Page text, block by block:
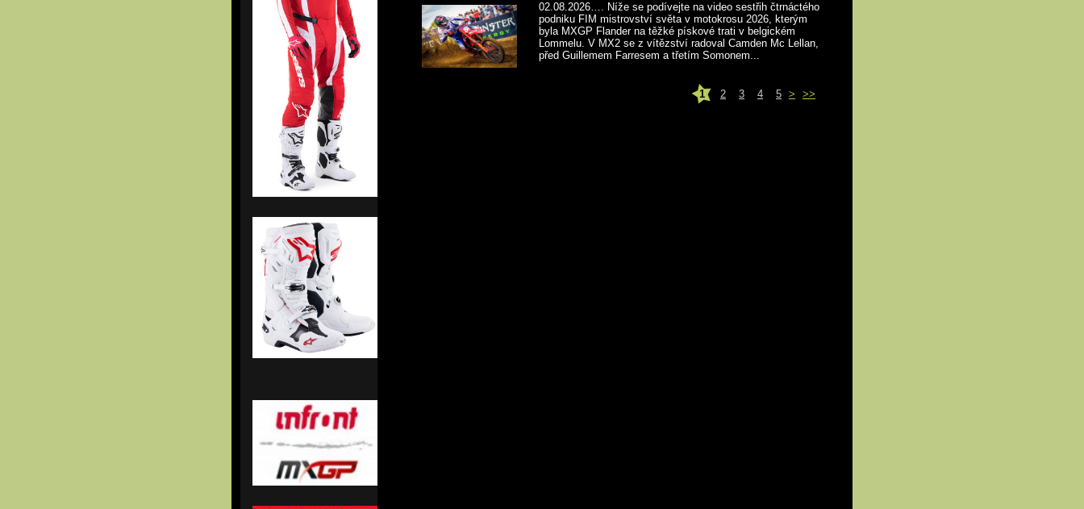
02.08.2026…. Níže se podívejte na video sestřih čtrnáctého
podniku FIM mistrovství světa v motokrosu 2026, kterým
byla MXGP Flander na těžké pískové trati v belgickém
Lommelu. V MX2 se z vítězství radoval Camden Mc Lellan,
před Guillemem Farresem a třetím Somonem...
1 2 3 4 5 > >>